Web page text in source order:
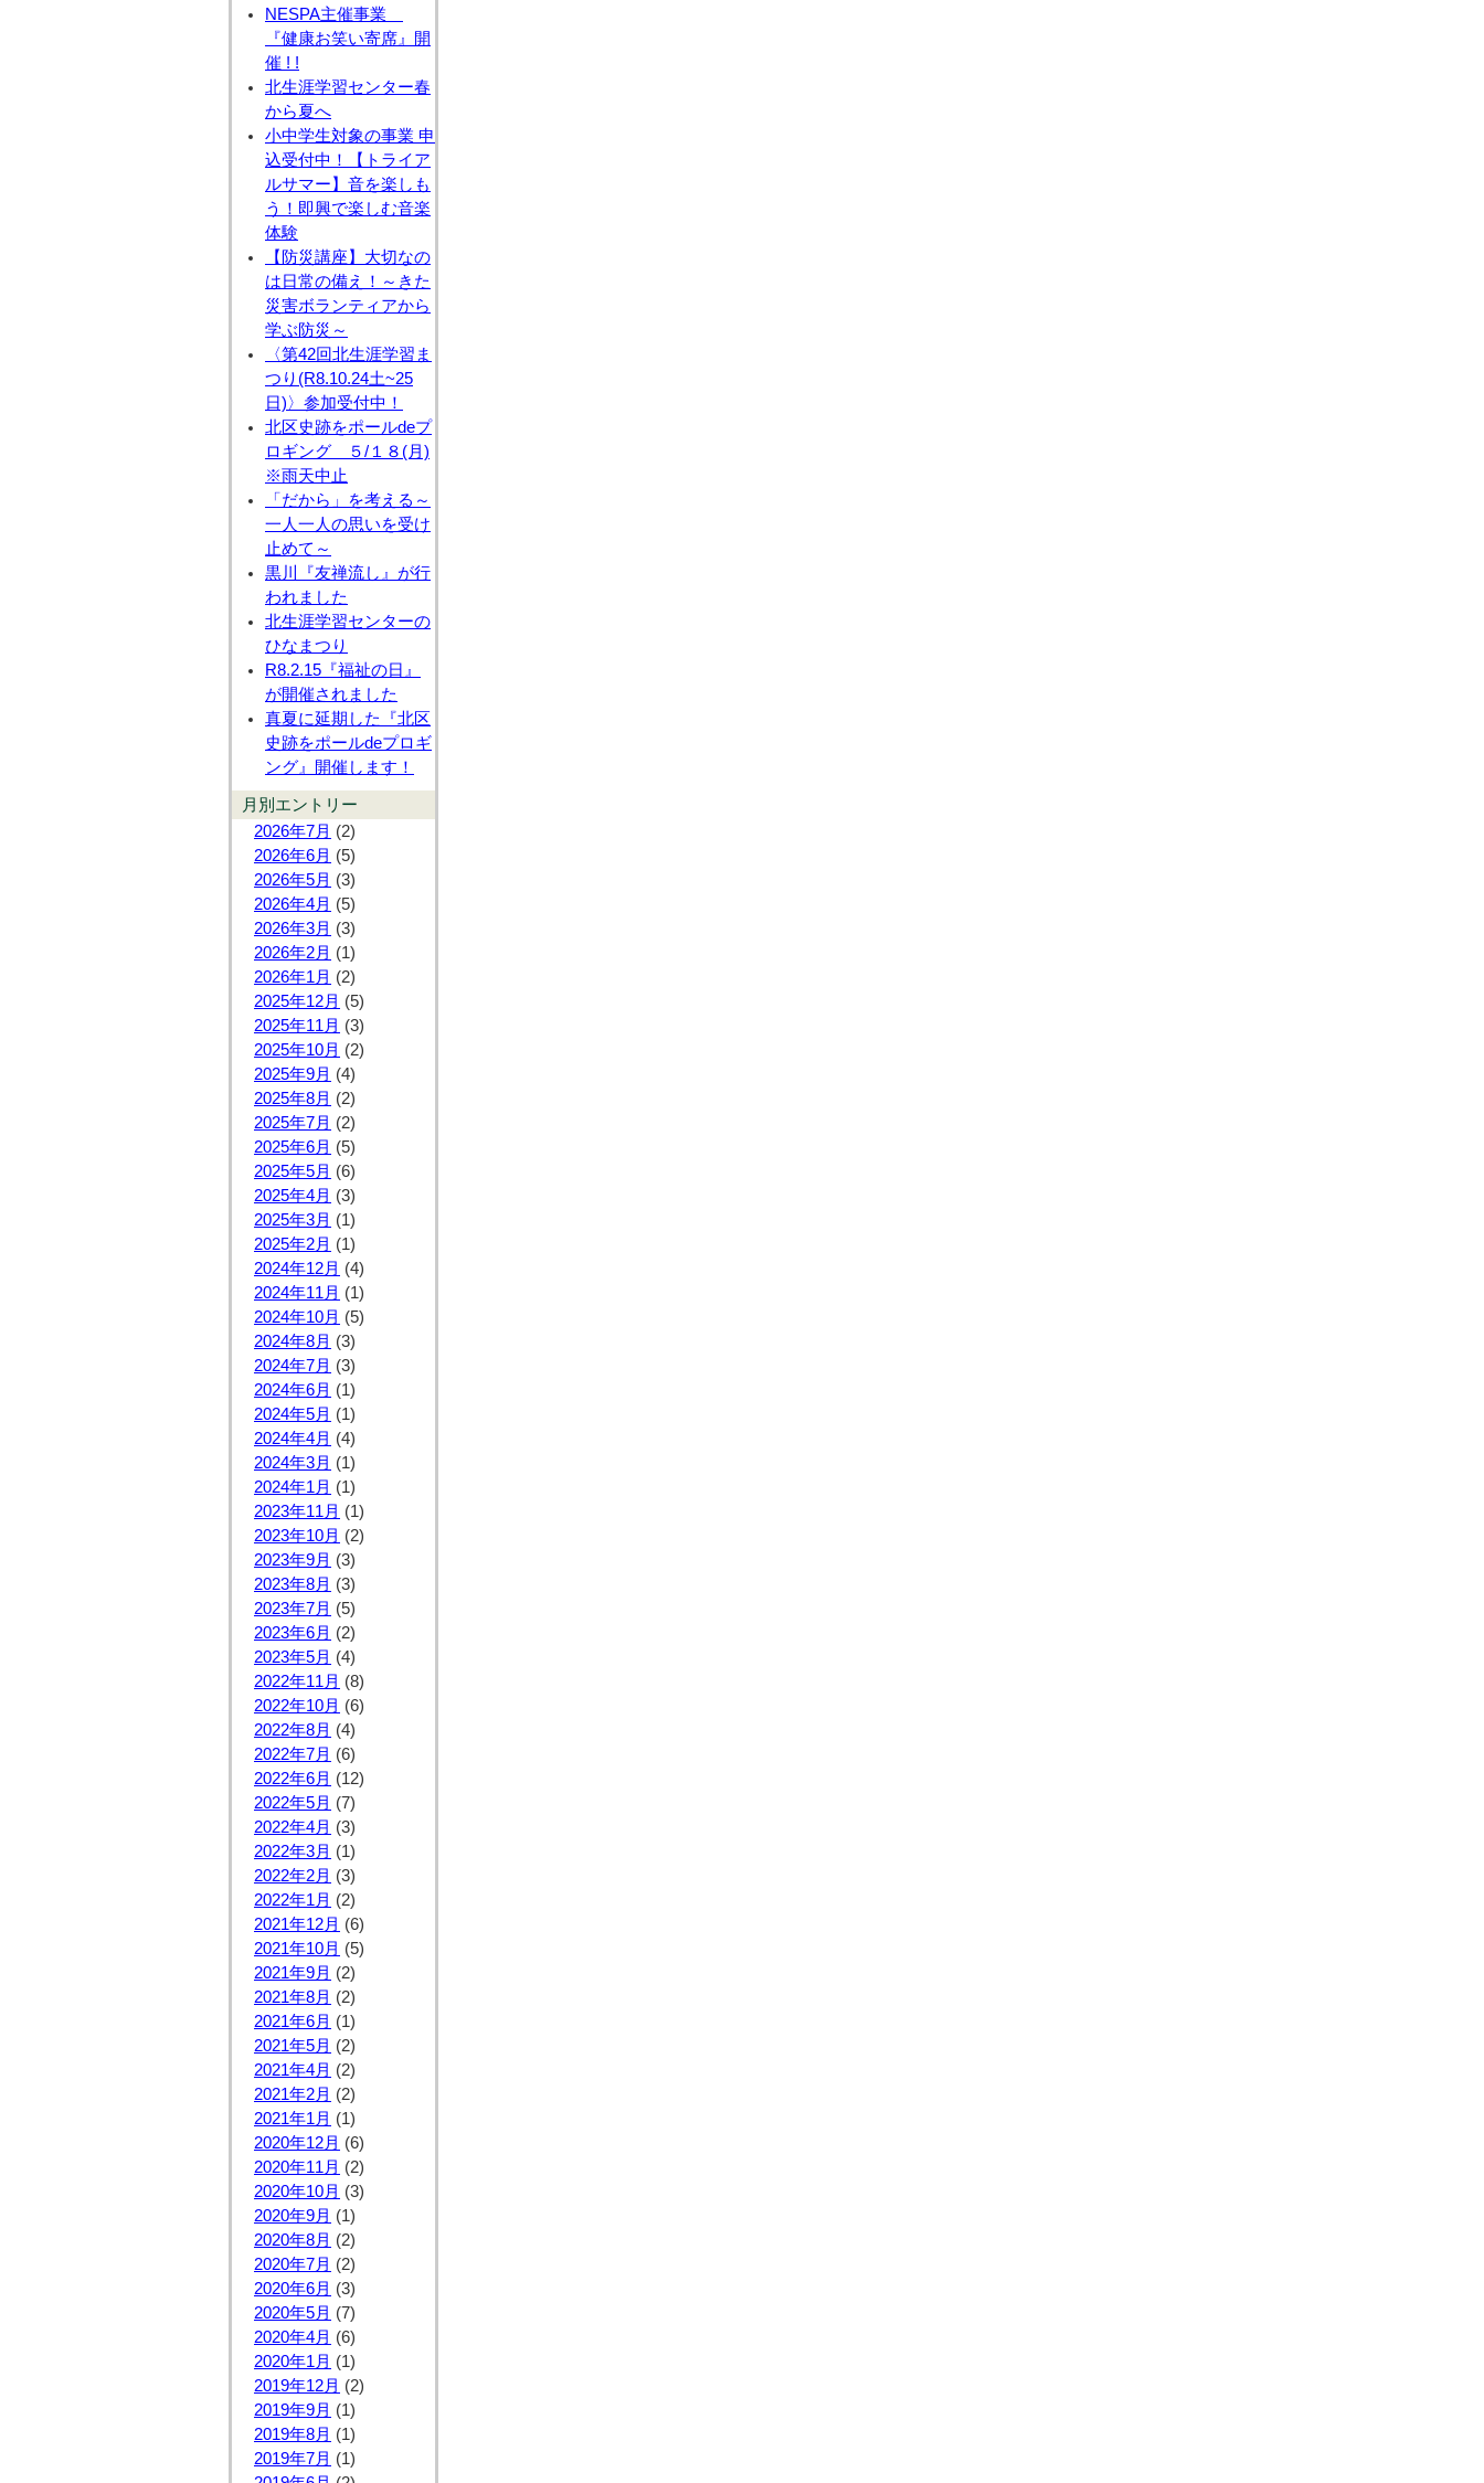
NESPA主催事業
『健康お笑い寄席』開
催 ! !
北生涯学習センター春
から夏へ
小中学生対象の事業 申
込受付中！【トライア
ルサマー】音を楽しも
う！即興で楽しむ音楽
体験
【防災講座】大切なの
は日常の備え！～きた
災害ボランティアから
学ぶ防災～
〈第42回北生涯学習ま
つり(R8.10.24土~25
日)〉参加受付中！
北区史跡をポールdeプ
ロギング ５/１８(月)
※雨天中止
「だから」を考える～
一人一人の思いを受け
止めて～
黒川『友禅流し』が行
われました
北生涯学習センターの
ひなまつり
R8.2.15『福祉の日』
が開催されました
真夏に延期した『北区
史跡をポールdeプロギ
ング』開催します！
月別エントリー
2026年7月 (2)
2026年6月 (5)
2026年5月 (3)
2026年4月 (5)
2026年3月 (3)
2026年2月 (1)
2026年1月 (2)
2025年12月 (5)
2025年11月 (3)
2025年10月 (2)
2025年9月 (4)
2025年8月 (2)
2025年7月 (2)
2025年6月 (5)
2025年5月 (6)
2025年4月 (3)
2025年3月 (1)
2025年2月 (1)
2024年12月 (4)
2024年11月 (1)
2024年10月 (5)
2024年8月 (3)
2024年7月 (3)
2024年6月 (1)
2024年5月 (1)
2024年4月 (4)
2024年3月 (1)
2024年1月 (1)
2023年11月 (1)
2023年10月 (2)
2023年9月 (3)
2023年8月 (3)
2023年7月 (5)
2023年6月 (2)
2023年5月 (4)
2022年11月 (8)
2022年10月 (6)
2022年8月 (4)
2022年7月 (6)
2022年6月 (12)
2022年5月 (7)
2022年4月 (3)
2022年3月 (1)
2022年2月 (3)
2022年1月 (2)
2021年12月 (6)
2021年10月 (5)
2021年9月 (2)
2021年8月 (2)
2021年6月 (1)
2021年5月 (2)
2021年4月 (2)
2021年2月 (2)
2021年1月 (1)
2020年12月 (6)
2020年11月 (2)
2020年10月 (3)
2020年9月 (1)
2020年8月 (2)
2020年7月 (2)
2020年6月 (3)
2020年5月 (7)
2020年4月 (6)
2020年1月 (1)
2019年12月 (2)
2019年9月 (1)
2019年8月 (1)
2019年7月 (1)